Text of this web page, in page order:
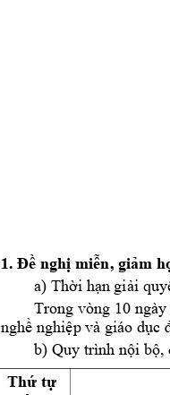
1. Đề nghị miễn, giảm
a) Thời hạn giải
Trong vòng 10 ngày
nghề nghiệp và giáo dục
b) Quy trình nội bộ,
Thứ tự